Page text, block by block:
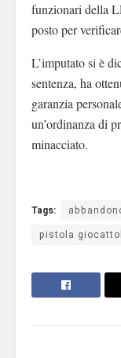
funzionari della
posto per
L’imputato si è
sentenza, ha
garanzia
un’ordinanza di
minacciato.
Tags:
pistola